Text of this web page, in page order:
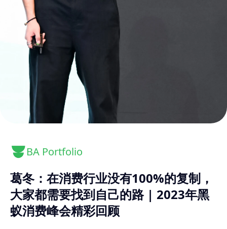
BA Portfolio
葛冬：在消费行业没有100%的复制，
大家都需要找到自己的路 | 2023年黑
蚁消费峰会精彩回顾